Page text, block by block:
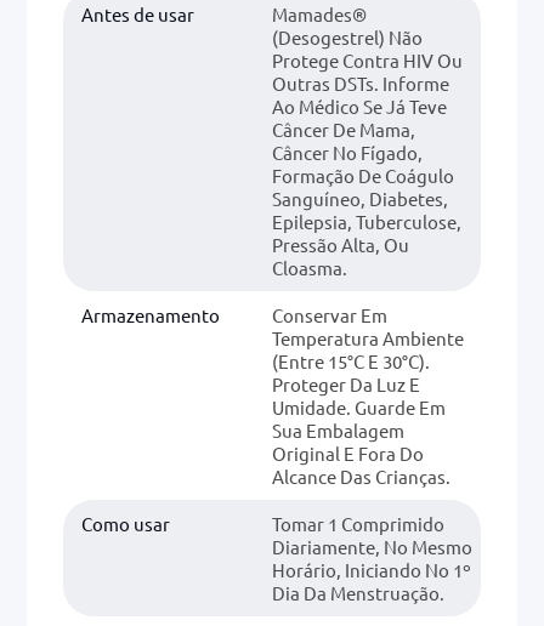
Antes de usar
Mamades®
(desogestrel) Não
Protege Contra HIV Ou
Outras DSTs. Informe
Ao Médico Se Já Teve
Câncer De Mama,
Câncer No Fígado,
Formação De Coágulo
Sanguíneo, Diabetes,
Epilepsia, Tuberculose,
Pressão Alta, Ou
Cloasma.
Armazenamento
Conservar Em
Temperatura Ambiente
(entre 15°C E 30°C).
Proteger Da Luz E
Umidade. Guarde Em
Sua Embalagem
Original E Fora Do
Alcance Das Crianças.
Como usar
Tomar 1 Comprimido
Diariamente, No Mesmo
Horário, Iniciando No 1º
Dia Da Menstruação.